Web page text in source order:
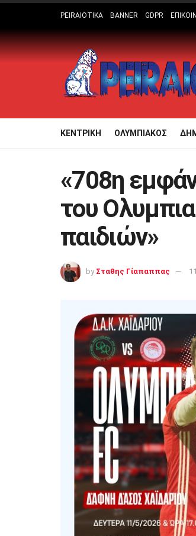
PEIRAIOTIKA BANNER GDPR
ΚΕΝΤΡΙΚΗ ΟΛΥΜΠΙΑΚΟΣ
«708η
του
παιδιών»
by Σταθης Γίαπαππας